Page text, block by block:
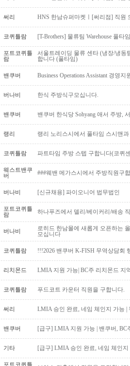
써리 HNS 한남슈퍼마켓ㅣ[써리점] 직원
코퀴틀람 [T-Brothers] 물류팀 Warehouse 풀타
포트코퀴틀
람
서울트레이딩 물류 센타 (냉장/냉동
합니다 (풀타임)
밴쿠버 Business Operations Assistant 경영
버나비 한식 주방식구모십니다.
밴쿠버 밴쿠버 한식당 Sohyang 애서 주방,
랭리 랭리 노리스시에서 풀타임 스시맨
코퀴틀람 파트타임 주방 스텝 구합니다(코퀴
웨스트밴쿠
버
###웨밴 메가스시에서 주방직원구
버나비 [신규채용] 파이오니어 법무법인
포트코퀴틀
람
하나푸즈에서 델리/베이커리/배송
버나비
로히드 한남몰에 새롭게 오픈하는
모십니다
코퀴틀람 !!!2026 밴쿠버 K-FISH 무역상담회
리치몬드 LMIA 지원 가능| BC주 리치몬드 지
코퀴틀람 푸드코트 카운터 직원을 구합니다.
써리 LMIA 승인 완료, 네임 체인지 가능 |
밴쿠버 [급구] LMIA 지원 가능 | 밴쿠버,
기타 [급구] LMIA 승인 완료, 네임 체인
포트코퀴틀